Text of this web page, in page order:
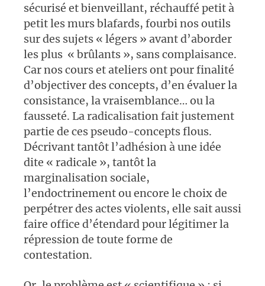
sécurisé et bienveillant, réchauffé petit à
petit les murs blafards, fourbi nos outils
sur des sujets « légers » avant d’aborder
les plus « brûlants », sans complaisance.
Car nos cours et ateliers ont pour finalité
d’objectiver des concepts, d’en évaluer la
consistance, la vraisemblance… ou la
fausseté. La radicalisation fait justement
partie de ces pseudo-concepts flous.
Décrivant tantôt l’adhésion à une idée
dite « radicale », tantôt la
marginalisation sociale,
l’endoctrinement ou encore le choix de
perpétrer des actes violents, elle sait aussi
faire office d’étendard pour légitimer la
répression de toute forme de
contestation.